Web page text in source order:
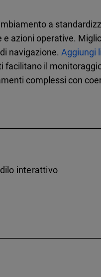
a
azioni operative.
navigazione. Aggiungi
facilitano il
complessi con
interattivo